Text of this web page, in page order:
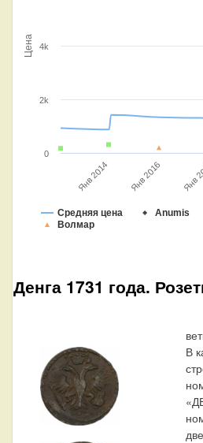
Цена
Средняя цена Anumis
Волмар
Янв 2014 Янв 2016 Янв
0
2k
4k
Денга 1731 года.
В